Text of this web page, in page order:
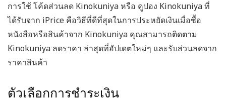
การใช้โค้ดส่วนลด Kinokuniyaหรือ คูปอง Kinokuniyaที่
ได้รับจาก iPrice คือวิธีที่ดีที่สุดในการประหยัดเงินเมื่อซื้อ
หนังสือหรือสินค้าจาก Kinokuniya คุณสามารถติดตาม
Kinokuniya ลดราคา ล่าสุดที่อัปเดตใหม่ๆ และรับส่วนลดจาก
ราคาสินค้า
ตัวเลือกการชำระเงิน